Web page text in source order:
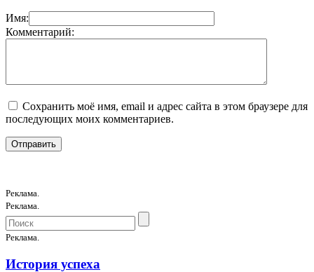
Имя:
Комментарий:
Сохранить моё имя, email и адрес сайта в этом браузере для
последующих моих комментариев.
Реклама.
Реклама.
Реклама.
История успеха